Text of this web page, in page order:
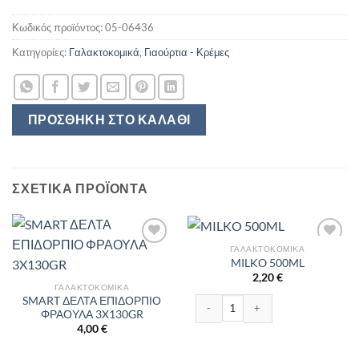
ΠΡΟΣΘΉΚΗ ΣΤΟ ΚΑΛΆΘΙ
Κωδικός προϊόντος:05-06436
Κατηγορίες: Γαλακτοκομικά, Γιαούρτια - Κρέμες
ΣΧΕΤΙΚΆ ΠΡΟΪΌΝΤΑ
ΓΑΛΑΚΤΟΚΟΜΙΚΆ
SMART ΔΕΛΤΑ ΕΠΙΔΟΡΠΙΟ
ΦΡΑΟΥΛΑ 3X130GR
4,00€
ΓΑΛΑΚΤΟΚΟΜΙΚΆ
MILKO 500ML
2,20€